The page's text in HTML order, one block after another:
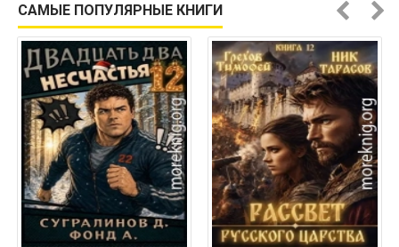
САМЫЕ ПОПУЛЯРНЫЕ КНИГИ